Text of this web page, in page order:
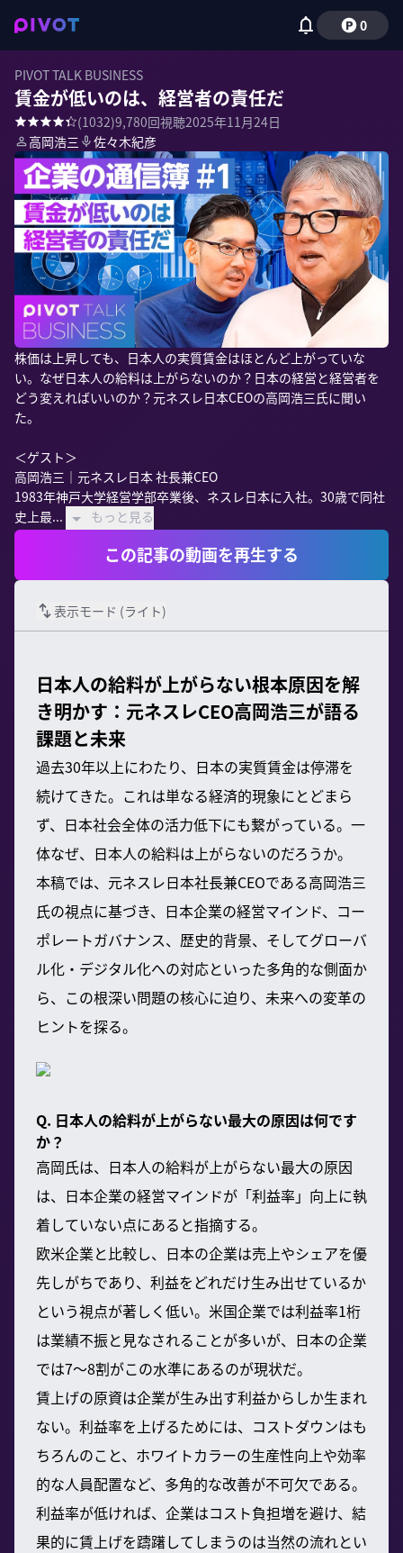
0
PIVOT TALK BUSINESS
賃金が低いのは、経営者の責任だ
(1032)9,780回視聴2025年11月24日
高岡浩三
佐々木紀彦
株価は上昇しても、日本人の実質賃金はほとんど上がっていな
い。なぜ日本人の給料は上がらないのか？日本の経営と経営者を
どう変えればいいのか？元ネスレ日本CEOの高岡浩三氏に聞い
た。
＜ゲスト＞
高岡浩三｜元ネスレ日本 社長兼CEO
1983年神戸大学経営学部卒業後、ネスレ日本に入社。30歳で同社
史上最...
もっと見る
この記事の動画を再生する
表示モード (ライト)
日本人の給料が上がらない根本原因を解
き明かす：元ネスレCEO高岡浩三が語る
課題と未来
過去30年以上にわたり、日本の実質賃金は停滞を
続けてきた。これは単なる経済的現象にとどまら
ず、日本社会全体の活力低下にも繋がっている。一
体なぜ、日本人の給料は上がらないのだろうか。
本稿では、元ネスレ日本社長兼CEOである高岡浩三
氏の視点に基づき、日本企業の経営マインド、コー
ポレートガバナンス、歴史的背景、そしてグローバ
ル化・デジタル化への対応といった多角的な側面か
ら、この根深い問題の核心に迫り、未来への変革の
ヒントを探る。
Q. 日本人の給料が上がらない最大の原因は何です
か？
高岡氏は、日本人の給料が上がらない最大の原因
は、日本企業の経営マインドが「利益率」向上に執
着していない点にあると指摘する。
欧米企業と比較し、日本の企業は売上やシェアを優
先しがちであり、利益をどれだけ生み出せているか
という視点が著しく低い。米国企業では利益率1桁
は業績不振と見なされることが多いが、日本の企業
では7〜8割がこの水準にあるのが現状だ。
賃上げの原資は企業が生み出す利益からしか生まれ
ない。利益率を上げるためには、コストダウンはも
ちろんのこと、ホワイトカラーの生産性向上や効率
的な人員配置など、多角的な改善が不可欠である。
利益率が低ければ、企業はコスト負担増を避け、結
果的に賃上げを躊躇してしまうのは当然の流れとい